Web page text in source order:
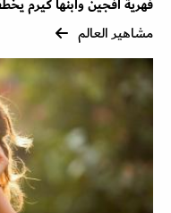
فهرية أفجين وابنها كيرم
مشاهير العالم